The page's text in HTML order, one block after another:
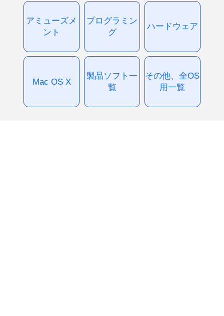
アミューズメ
ント
プログラミン
グ
ハードウェア
Mac OS X
製品ソフト一
覧
その他、全OS
用一覧